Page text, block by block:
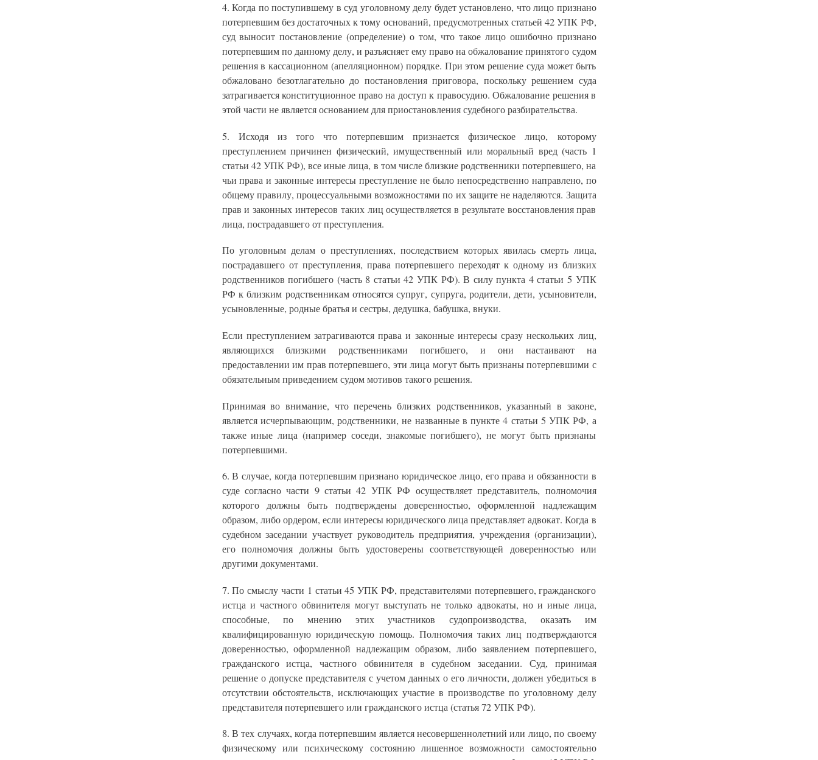
4. Когда по поступившему в суд уголовному делу будет установлено, что лицо признано
потерпевшим без достаточных к тому оснований, предусмотренных статьей 42 УПК РФ,
суд выносит постановление (определение) о том, что такое лицо ошибочно признано
потерпевшим по данному делу, и разъясняет ему право на обжалование принятого судом
решения в кассационном (апелляционном) порядке. При этом решение суда может быть
обжаловано безотлагательно до постановления приговора, поскольку решением суда
затрагивается конституционное право на доступ к правосудию. Обжалование решения в
этой части не является основанием для приостановления судебного разбирательства.
5. Исходя из того что потерпевшим признается физическое лицо, которому
преступлением причинен физический, имущественный или моральный вред (часть 1
статьи 42 УПК РФ), все иные лица, в том числе близкие родственники потерпевшего, на
чьи права и законные интересы преступление не было непосредственно направлено, по
общему правилу, процессуальными возможностями по их защите не наделяются. Защита
прав и законных интересов таких лиц осуществляется в результате восстановления прав
лица, пострадавшего от преступления.
По уголовным делам о преступлениях, последствием которых явилась смерть лица,
пострадавшего от преступления, права потерпевшего переходят к одному из близких
родственников погибшего (часть 8 статьи 42 УПК РФ). В силу пункта 4 статьи 5 УПК
РФ к близким родственникам относятся супруг, супруга, родители, дети, усыновители,
усыновленные, родные братья и сестры, дедушка, бабушка, внуки.
Если преступлением затрагиваются права и законные интересы сразу нескольких лиц,
являющихся близкими родственниками погибшего, и они настаивают на
предоставлении им прав потерпевшего, эти лица могут быть признаны потерпевшими с
обязательным приведением судом мотивов такого решения.
Принимая во внимание, что перечень близких родственников, указанный в законе,
является исчерпывающим, родственники, не названные в пункте 4 статьи 5 УПК РФ, а
также иные лица (например соседи, знакомые погибшего), не могут быть признаны
потерпевшими.
6. В случае, когда потерпевшим признано юридическое лицо, его права и обязанности в
суде согласно части 9 статьи 42 УПК РФ осуществляет представитель, полномочия
которого должны быть подтверждены доверенностью, оформленной надлежащим
образом, либо ордером, если интересы юридического лица представляет адвокат. Когда в
судебном заседании участвует руководитель предприятия, учреждения (организации),
его полномочия должны быть удостоверены соответствующей доверенностью или
другими документами.
7. По смыслу части 1 статьи 45 УПК РФ, представителями потерпевшего, гражданского
истца и частного обвинителя могут выступать не только адвокаты, но и иные лица,
способные, по мнению этих участников судопроизводства, оказать им
квалифицированную юридическую помощь. Полномочия таких лиц подтверждаются
доверенностью, оформленной надлежащим образом, либо заявлением потерпевшего,
гражданского истца, частного обвинителя в судебном заседании. Суд, принимая
решение о допуске представителя с учетом данных о его личности, должен убедиться в
отсутствии обстоятельств, исключающих участие в производстве по уголовному делу
представителя потерпевшего или гражданского истца (статья 72 УПК РФ).
8. В тех случаях, когда потерпевшим является несовершеннолетний или лицо, по своему
физическому или психическому состоянию лишенное возможности самостоятельно